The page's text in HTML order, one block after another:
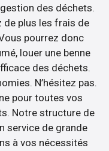
des déchets.
de plus les frais de
pourrez donc
louer une benne
des déchets.
N’hésitez pas.
pour toutes vos
Notre structure de
service de grande
à vos nécessités